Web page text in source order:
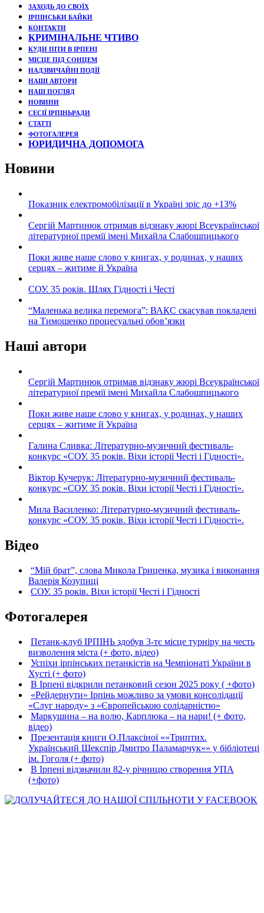
ЗАХОДЬ ДО СВОЇХ
ІРПІНСЬКИ БАЙКИ
КОНТАКТИ
КРИМІНАЛЬНЕ ЧТИВО
КУДИ ПІТИ В ІРПЕНІ
МІСЦЕ ПІД СОНЦЕМ
НАДЗВИЧАЙНІ ПОДЇЇ
НАШІ АВТОРИ
НАШ ПОГЛЯД
НОВИНИ
СЕСІЇ ІРПІНЬРАДИ
СТАТТІ
ФОТОГАЛЕРЕЯ
ЮРИДИЧНА ДОПОМОГА
Новини
Показник електромобілізації в Україні зріс до +13%
Сергій Мартинюк отримав відзнаку жюрі Всеукраїнської
літературної премії імені Михайла Слабошпицького
Поки живе наше слово у книгах, у родинах, у наших
серцях – житиме й Україна
СОУ. 35 років. Шлях Гідності і Честі
“Маленька велика перемога”: ВАКС скасував покладені
на Тимошенко процесуальні обов’язки
Наші автори
Сергій Мартинюк отримав відзнаку жюрі Всеукраїнської
літературної премії імені Михайла Слабошпицького
Поки живе наше слово у книгах, у родинах, у наших
серцях – житиме й Україна
Галина Сливка: Літературно-музичний фестиваль-
конкурс «СОУ. 35 років. Віхи історії Честі і Гідності».
Віктор Кучерук: Літературно-музичний фестиваль-
конкурс «СОУ. 35 років. Віхи історії Честі і Гідності».
Мила Василенко: Літературно-музичний фестиваль-
конкурс «СОУ. 35 років. Віхи історії Честі і Гідності».
Відео
“Мій брат”, слова Микола Гриценка, музика і виконання
Валерія Козупиці
СОУ. 35 років. Віхи історії Честі і Гідності
Фотогалерея
Петанк-клуб ІРПІНЬ здобув 3-тє місце турніру на честь
визволення міста (+ фото, відео)
Успіхи ірпінських петанкістів на Чемпіонаті України в
Хусті (+ фото)
В Ірпені відкрили петанковий сезон 2025 року ( +фото)
«Рейдернути» Ірпінь можливо за умови консолідації
«Слуг народу» з «Європейською солідарністю»
Маркушина – на волю, Карплюка – на нари! (+ фото,
відео)
Презентація книги О.Плаксіної ««Триптих.
Український Шекспір Дмитро Паламарчук»» у бібліотеці
ім. Гоголя (+ фото)
В Ірпені відзначили 82-у річницю створення УПА
(+фото)